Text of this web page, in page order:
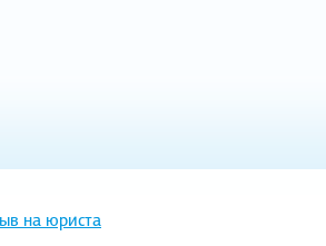
на юриста